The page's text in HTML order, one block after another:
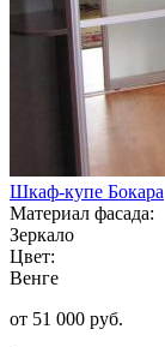
Шкаф-купе Бокара
Материал фасада:
Зеркало
Цвет:
Венге
от 51 000 руб.